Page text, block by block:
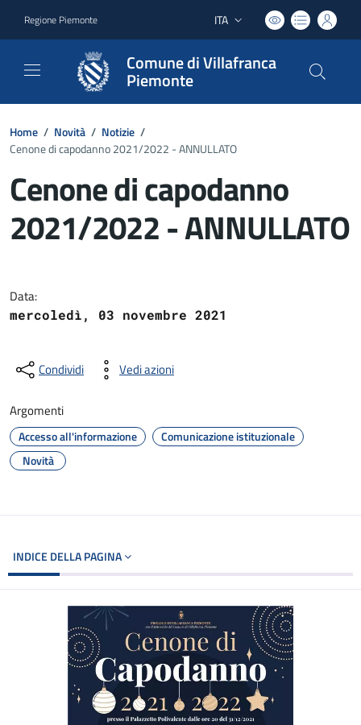
Regione Piemonte Lingua attiva:
ITA
Comune di Villafranca
Piemonte
Home / Novità / Notizie /
Cenone di capodanno 2021/2022 - ANNULLATO
Cenone di capodanno
2021/2022 - ANNULLATO
Data:
mercoledì, 03 novembre 2021
Condividi Vedi azioni
Argomenti
Accesso all'informazione
Comunicazione istituzionale
Novità
INDICE DELLA PAGINA